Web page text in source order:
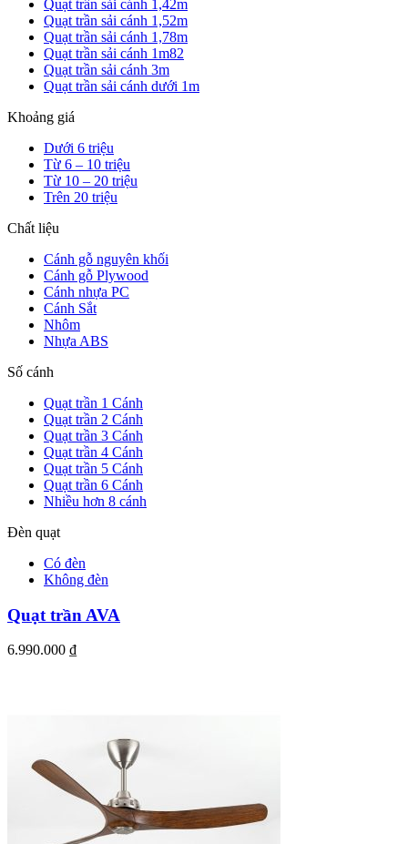
Quạt trần sải cánh 1,42m
Quạt trần sải cánh 1,52m
Quạt trần sải cánh 1,78m
Quạt trần sải cánh 1m82
Quạt trần sải cánh 3m
Quạt trần sải cánh dưới 1m
Khoảng giá
Dưới 6 triệu
Từ 6 – 10 triệu
Từ 10 – 20 triệu
Trên 20 triệu
Chất liệu
Cánh gỗ nguyên khối
Cánh gỗ Plywood
Cánh nhựa PC
Cánh Sắt
Nhôm
Nhựa ABS
Số cánh
Quạt trần 1 Cánh
Quạt trần 2 Cánh
Quạt trần 3 Cánh
Quạt trần 4 Cánh
Quạt trần 5 Cánh
Quạt trần 6 Cánh
Nhiều hơn 8 cánh
Đèn quạt
Có đèn
Không đèn
Quạt trần AVA
6.990.000 ₫